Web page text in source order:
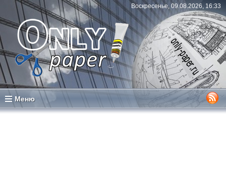
Воскресенье, 09.08.2026, 16:33
Меню